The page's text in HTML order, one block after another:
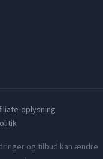
oplysning
og tilbud kan ændre